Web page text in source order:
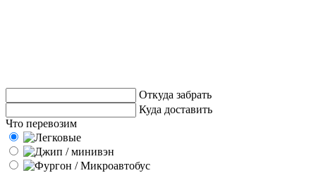
Откуда забрать
Куда доставить
Что перевозим